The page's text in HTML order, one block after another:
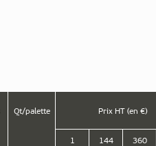
Qt/palette Prix HT (en €)
1 144 360